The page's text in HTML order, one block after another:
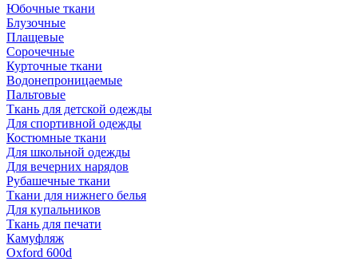
Юбочные ткани
Блузочные
Плащевые
Сорочечные
Курточные ткани
Водонепроницаемые
Пальтовые
Ткань для детской одежды
Для спортивной одежды
Костюмные ткани
Для школьной одежды
Для вечерних нарядов
Рубашечные ткани
Ткани для нижнего белья
Для купальников
Ткань для печати
Камуфляж
Oxford 600d